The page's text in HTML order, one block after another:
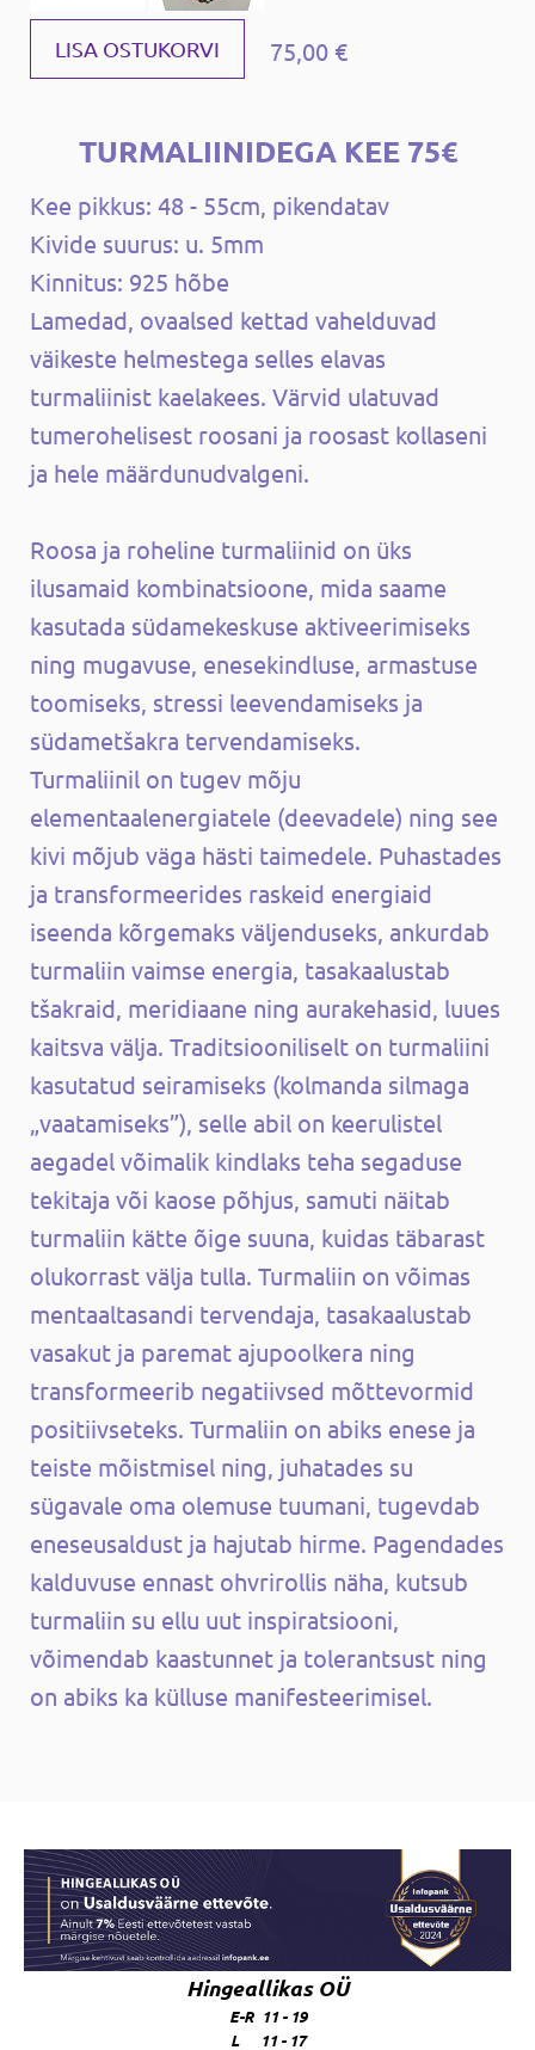
LISA OSTUKORVI 75,00 €
TURMALIINIDEGA KEE 75€
Kee pikkus: 48 - 55cm, pikendatav
Kivide suurus: u. 5mm
Kinnitus: 925 hõbe
Lamedad, ovaalsed kettad vahelduvad
väikeste helmestega selles elavas
turmaliinist kaelakees. Värvid ulatuvad
tumerohelisest roosani ja roosast kollaseni
ja hele määrdunudvalgeni.
Roosa ja roheline turmaliinid on üks
ilusamaid kombinatsioone, mida saame
kasutada südamekeskuse aktiveerimiseks
ning mugavuse, enesekindluse, armastuse
toomiseks, stressi leevendamiseks ja
südametšakra tervendamiseks.
Turmaliinil on tugev mõju
elementaalenergiatele (deevadele) ning see
kivi mõjub väga hästi taimedele. Puhastades
ja transformeerides raskeid energiaid
iseenda kõrgemaks väljenduseks, ankurdab
turmaliin vaimse energia, tasakaalustab
tšakraid, meridiaane ning aurakehasid, luues
kaitsva välja. Traditsiooniliselt on turmaliini
kasutatud seiramiseks (kolmanda silmaga
„vaatamiseks”), selle abil on keerulistel
aegadel võimalik kindlaks teha segaduse
tekitaja või kaose põhjus, samuti näitab
turmaliin kätte õige suuna, kuidas täbarast
olukorrast välja tulla. Turmaliin on võimas
mentaaltasandi tervendaja, tasakaalustab
vasakut ja paremat ajupoolkera ning
transformeerib negatiivsed mõttevormid
positiivseteks. Turmaliin on abiks enese ja
teiste mõistmisel ning, juhatades su
sügavale oma olemuse tuumani, tugevdab
eneseusaldust ja hajutab hirme. Pagendades
kalduvuse ennast ohvrirollis näha, kutsub
turmaliin su ellu uut inspiratsiooni,
võimendab kaastunnet ja tolerantsust ning
on abiks ka külluse manifesteerimisel.
Hingeallikas OÜ
E-R 11 - 19
L 11 - 17